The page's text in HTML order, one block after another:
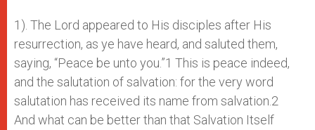
1). The Lord appeared to His disciples after His
resurrection, as ye have heard, and saluted them,
saying, “Peace be unto you.”1 This is peace indeed,
and the salutation of salvation: for the very word
salutation has received its name from salvation.2
And what can be better than that Salvation Itself